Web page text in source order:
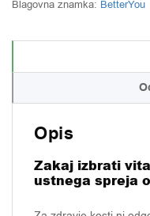
Blagovna znamka: BetterYou
Opis
Zakaj izbrati
ustnega spreja